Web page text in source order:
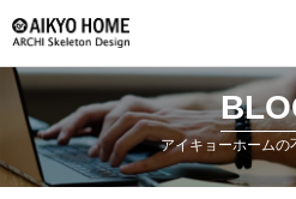
アイキョーホームの